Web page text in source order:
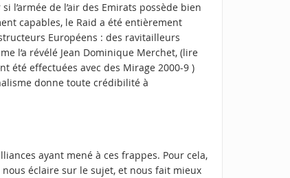
l’armée de l’air des Emirats possède bien
capables, le Raid a été entièrement
Européens : des ravitailleurs
l’a révélé Jean Dominique Merchet, (lire
été effectuées avec des Mirage 2000-9 )
donne toute crédibilité à
ayant mené à ces frappes. Pour cela,
éclaire sur le sujet, et nous fait mieux